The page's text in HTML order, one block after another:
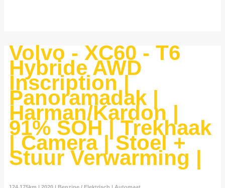
Volvo - XC60 - T6
Hybride AWD
Inscription |
Panoramadak |
Harman/Kardon |
91% SOH | Trekhaak
| Camera | Stoel +
Stuur Verwarming |